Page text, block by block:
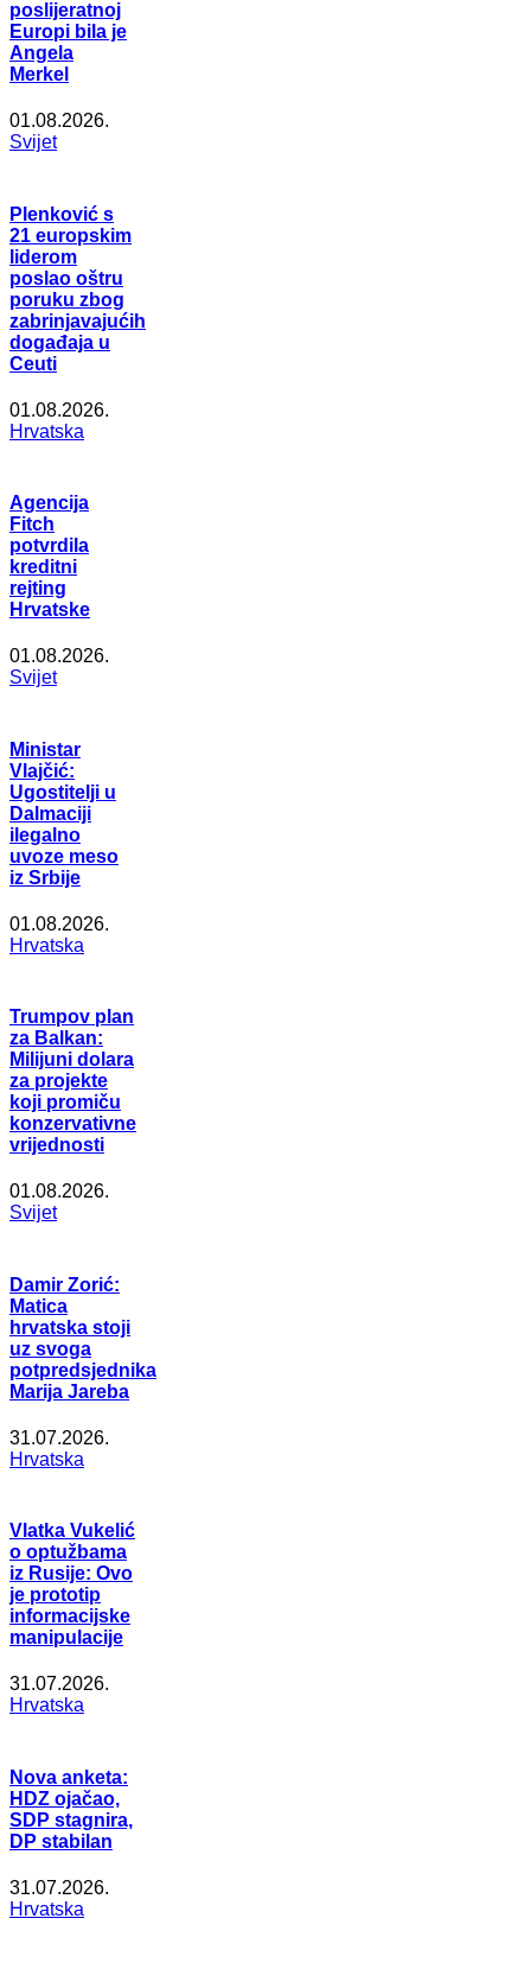
poslijeratnoj
Europi bila je
Angela
Merkel
01.08.2026.
Svijet
Plenković s
21 europskim
liderom
poslao oštru
poruku zbog
zabrinjavajućih
događaja u
Ceuti
01.08.2026.
Hrvatska
Agencija
Fitch
potvrdila
kreditni
rejting
Hrvatske
01.08.2026.
Svijet
Ministar
Vlajčić:
Ugostitelji u
Dalmaciji
ilegalno
uvoze meso
iz Srbije
01.08.2026.
Hrvatska
Trumpov plan
za Balkan:
Milijuni dolara
za projekte
koji promiču
konzervativne
vrijednosti
01.08.2026.
Svijet
Damir Zorić:
Matica
hrvatska stoji
uz svoga
potpredsjednika
Marija Jareba
31.07.2026.
Hrvatska
Vlatka Vukelić
o optužbama
iz Rusije: Ovo
je prototip
informacijske
manipulacije
31.07.2026.
Hrvatska
Nova anketa:
HDZ ojačao,
SDP stagnira,
DP stabilan
31.07.2026.
Hrvatska